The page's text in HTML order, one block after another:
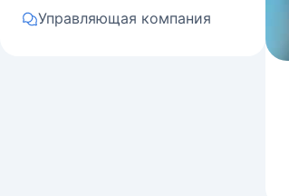
Управляющая компания